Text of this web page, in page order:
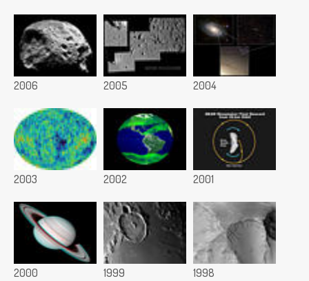
2006 2005 2004
2003 2002 2001
2000 1999 1998